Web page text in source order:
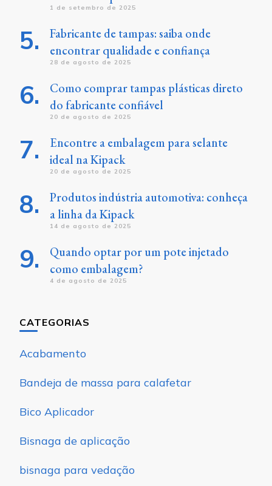
1 de setembro de 2025
Fabricante de tampas: saiba onde
encontrar qualidade e confiança
28 de agosto de 2025
Como comprar tampas plásticas direto
do fabricante confiável
20 de agosto de 2025
Encontre a embalagem para selante
ideal na Kipack
20 de agosto de 2025
Produtos indústria automotiva: conheça
a linha da Kipack
14 de agosto de 2025
Quando optar por um pote injetado
como embalagem?
4 de agosto de 2025
CATEGORIAS
Acabamento
Bandeja de massa para calafetar
Bico Aplicador
Bisnaga de aplicação
bisnaga para vedação